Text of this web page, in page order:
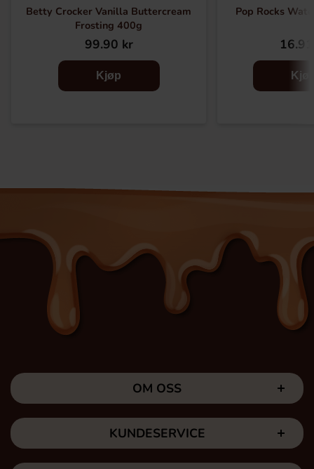
Betty Crocker Vanilla Buttercream
Frosting 400g
99.90 kr
Kjøp
Pop Rocks
OM OSS
KUNDESERVICE